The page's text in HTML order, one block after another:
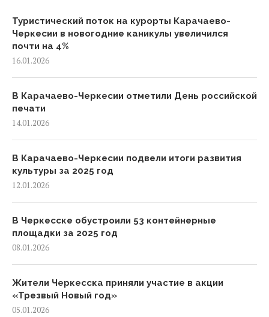
Туристический поток на курорты Карачаево-
Черкесии в новогодние каникулы увеличился
почти на 4%
16.01.2026
В Карачаево-Черкесии отметили День российской
печати
14.01.2026
В Карачаево-Черкесии подвели итоги развития
культуры за 2025 год
12.01.2026
В Черкесске обустроили 53 контейнерные
площадки за 2025 год
08.01.2026
Жители Черкесска приняли участие в акции
«Трезвый Новый год»
05.01.2026